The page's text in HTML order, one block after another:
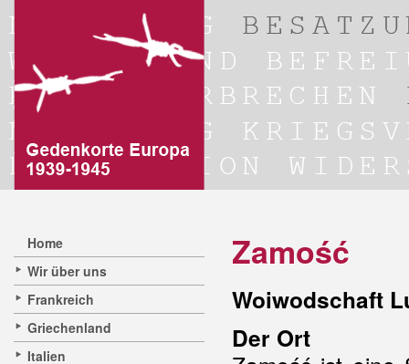
Home
Wir über uns
Frankreich
Griechenland
Italien
Zamość
Woiwodschaft
Der Ort